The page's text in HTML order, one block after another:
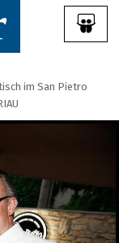
im San Pietro